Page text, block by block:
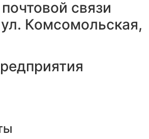
связи
Комсомольская,